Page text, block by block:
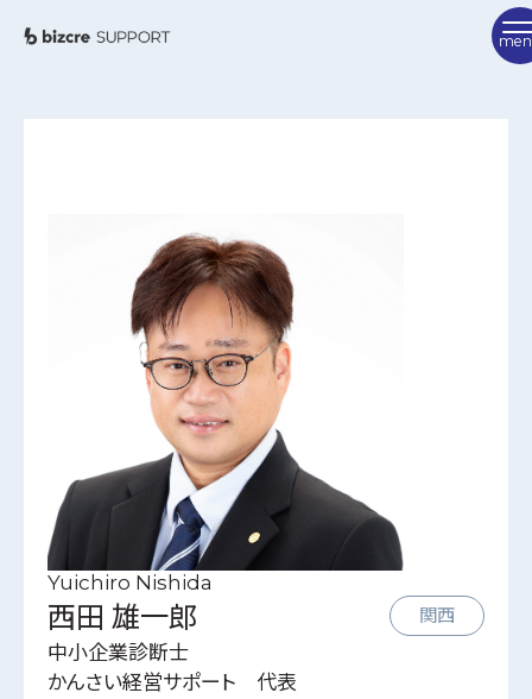
サポーター紹介
FAQ
サポーターを検索
相談を申し込む
お問い合わせ
ビズクリポータル
ビズクリナレッジ
特定商取引に関する法律に基づく表記
運営会社
Yuichiro Nishida
西田 雄一郎 関西
中小企業診断士
かんさい経営サポート 代表